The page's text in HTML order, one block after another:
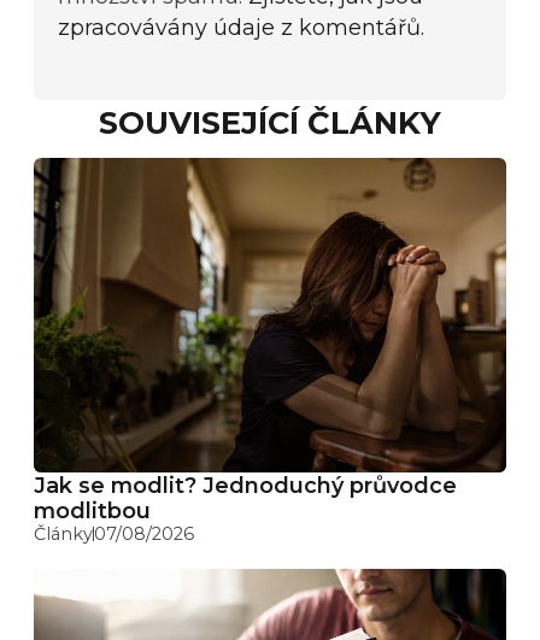
zpracovávány údaje z komentářů.
SOUVISEJÍCÍ ČLÁNKY
Jak se modlit? Jednoduchý průvodce
modlitbou
Články07/08/2026